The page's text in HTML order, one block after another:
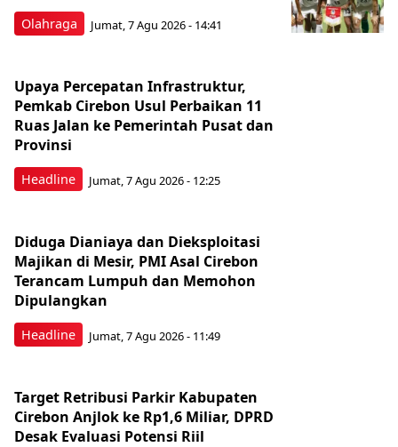
Olahraga Jumat, 7 Agu 2026 - 14:41
Headline
Upaya Percepatan Infrastruktur,
Pemkab Cirebon Usul Perbaikan 11
Ruas Jalan ke Pemerintah Pusat dan
Provinsi
Jumat, 7 Agu 2026 - 12:25
Headline
Diduga Dianiaya dan Dieksploitasi
Majikan di Mesir, PMI Asal Cirebon
Terancam Lumpuh dan Memohon
Dipulangkan
Jumat, 7 Agu 2026 - 11:49
Target Retribusi Parkir Kabupaten
Cirebon Anjlok ke Rp1,6 Miliar, DPRD
Desak Evaluasi Potensi Riil